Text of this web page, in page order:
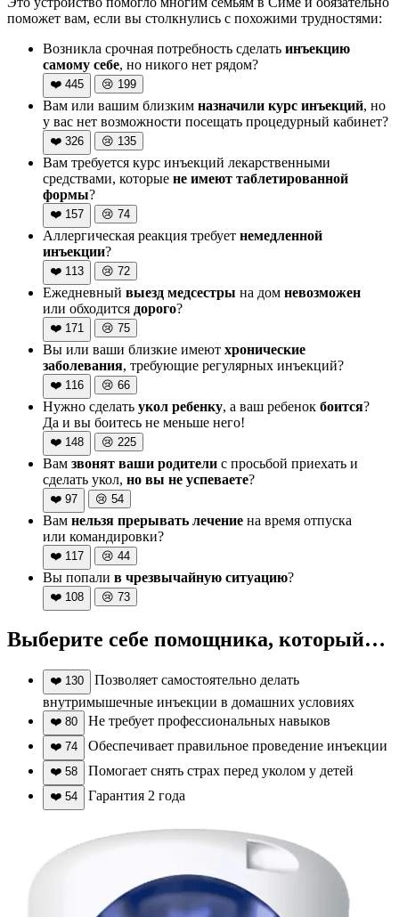
поможет вам, если вы столкнулись с похожими трудностями:
Возникла срочная потребность сделать инъекцию
самому себе, но никого нет рядом?
❤️ 445 😢 199
Вам или вашим близким назначили курс инъекций, но
у вас нет возможности посещать процедурный кабинет?
❤️ 326 😢 135
Вам требуется курс инъекций лекарственными
средствами, которые не имеют таблетированной
формы?
❤️ 157 😢 74
Аллергическая реакция требует немедленной
инъекции?
❤️ 113 😢 72
Ежедневный выезд медсестры на дом невозможен
или обходится дорого?
❤️ 171 😢 75
Вы или ваши близкие имеют хронические
заболевания, требующие регулярных инъекций?
❤️ 116 😢 66
Нужно сделать укол ребенку, а ваш ребенок боится?
Да и вы боитесь не меньше него!
❤️ 148 😢 225
Вам звонят ваши родители с просьбой приехать и
сделать укол, но вы не успеваете?
❤️ 97 😢 54
Вам нельзя прерывать лечение на время отпуска
или командировки?
❤️ 117 😢 44
Вы попали в чрезвычайную ситуацию?
❤️ 108 😢 73
Выберите себе помощника, который…
❤️ 130
Позволяет самостоятельно делать
внутримышечные инъекции в домашних условиях
❤️ 80 Не требует профессиональных навыков
❤️ 74 Обеспечивает правильное проведение инъекции
❤️ 58 Помогает снять страх перед уколом у детей
❤️ 54 Гарантия 2 года